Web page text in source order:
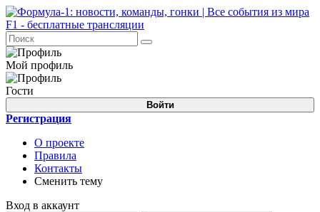
Мой профиль
Гости
Войти
Регистрация
О проекте
Правила
Контакты
Сменить тему
Вход в аккаунт